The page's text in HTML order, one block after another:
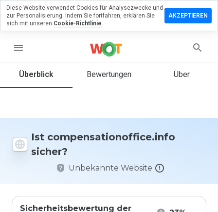
menu
Überblick Bewertungen Über
Ist compensationoffice.info
sicher?
Unbekannte Website
Sicherheitsbewertung der
Sie eine
zu
Wie
Website
Skala von
1 bis 5
bewerten?
Diese Website verwendet Cookies für Analysezwecke und
zur Personalisierung. Indem Sie fortfahren, erklären Sie
sich mit unseren Cookie-Richtlinie.
AKZEPTIEREN